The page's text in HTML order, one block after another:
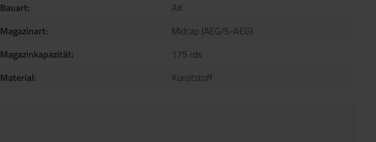
Bauart:
AK
Magazinart:
Midcap (AEG/S-AEG)
Magazinkapazität:
175 rds
Material:
Kunststoff